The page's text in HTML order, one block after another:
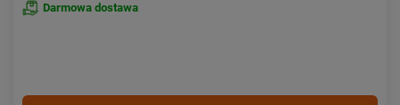
Darmowa dostawa